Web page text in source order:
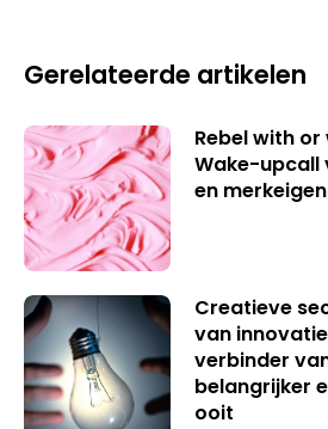
Gerelateerde artikelen
Rebel with
Wake-upcall
en
Creatieve
van
verbinder
belangrijker
ooit